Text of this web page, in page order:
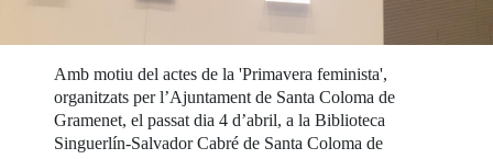
Amb motiu del actes de la 'Primavera feminista',
organitzats per l’Ajuntament de Santa Coloma de
Gramenet, el passat dia 4 d’abril, a la Biblioteca
Singuerlín-Salvador Cabré de Santa Coloma de